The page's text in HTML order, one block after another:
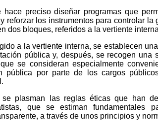
preciso diseñar programas que
reforzar los instrumentos para controlar
dos bloques, referidos a la vertiente
a la vertiente interna, se establecen
pública y, después, se recogen una
se consideran especialmente
pública por parte de los cargos
plasman las reglas éticas que han
que se estiman fundamentales
a través de unos principios y